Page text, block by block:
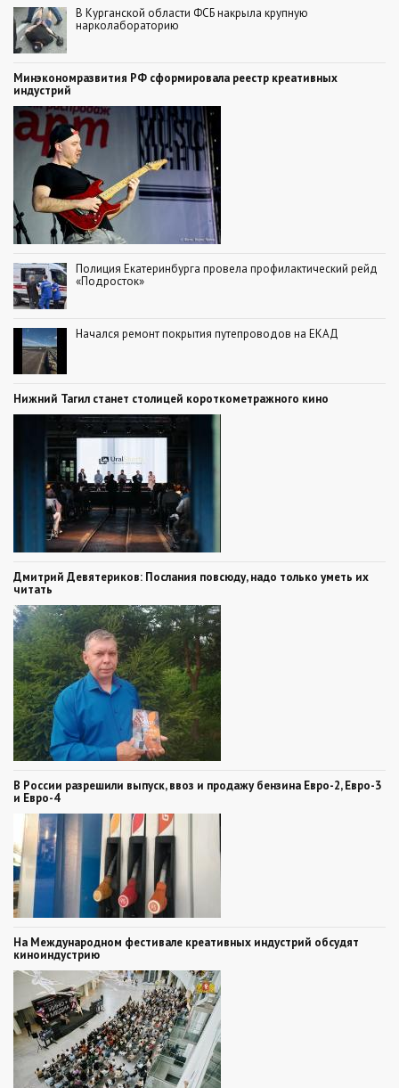
В Курганской области ФСБ накрыла крупную
нарколабораторию
Минэкономразвития РФ сформировала реестр креативных
индустрий
Полиция Екатеринбурга провела профилактический рейд
«Подросток»
Начался ремонт покрытия путепроводов на ЕКАД
Нижний Тагил станет столицей короткометражного кино
Дмитрий Девятериков: Послания повсюду, надо только уметь их
читать
В России разрешили выпуск, ввоз и продажу бензина Евро-2, Евро-3
и Евро-4
На Международном фестивале креативных индустрий обсудят
киноиндустрию